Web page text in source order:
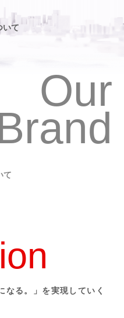
いて
Our
て
なる。」を実現していく